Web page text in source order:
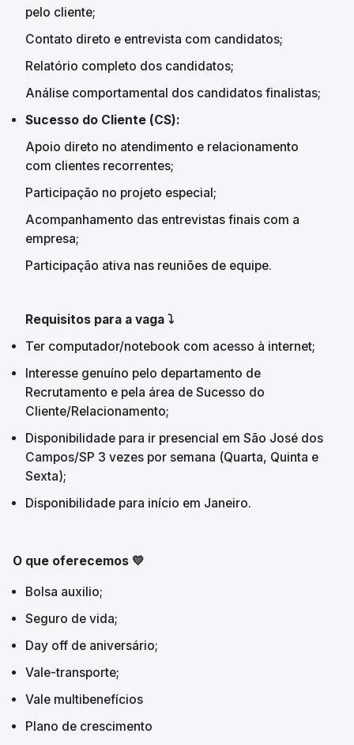
pelo cliente;
Contato direto e entrevista com candidatos;
Relatório completo dos candidatos;
Análise comportamental dos candidatos finalistas;
Sucesso do Cliente (CS):
Apoio direto no atendimento e relacionamento
com clientes recorrentes;
Participação no projeto especial;
Acompanhamento das entrevistas finais com a
empresa;
Participação ativa nas reuniões de equipe.
Requisitos para a vaga ⤵️
Ter computador/notebook com acesso à internet;
Interesse genuíno pelo departamento de
Recrutamento e pela área de Sucesso do
Cliente/Relacionamento;
Disponibilidade para ir presencial em São José dos
Campos/SP 3 vezes por semana (Quarta, Quinta e
Sexta);
Disponibilidade para início em Janeiro.
O que oferecemos 💛
Bolsa auxilio;
Seguro de vida;
Day off de aniversário;
Vale-transporte;
Vale multibenefícios
Plano de crescimento